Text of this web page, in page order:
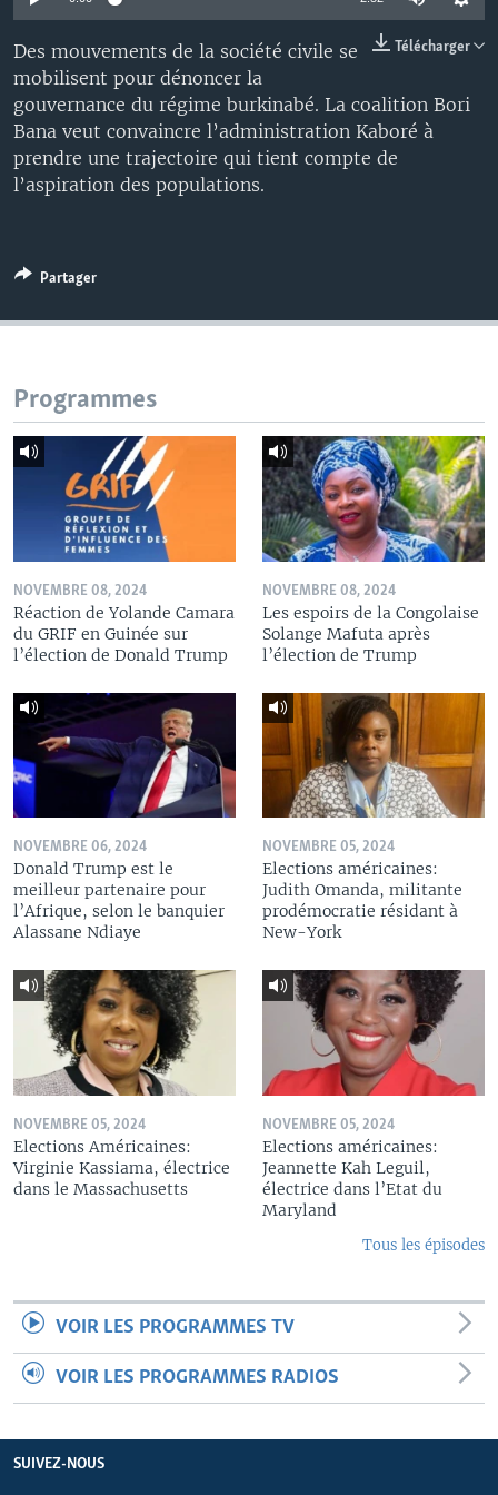
Télécharger
Des mouvements de la société civile se
mobilisent pour dénoncer la
gouvernance du régime burkinabé. La coalition Bori
Bana veut convaincre l’administration Kaboré à
prendre une trajectoire qui tient compte de
l’aspiration des populations.
Partager
Programmes
NOVEMBRE 08, 2024
Réaction de Yolande Camara
du GRIF en Guinée sur
l’élection de Donald Trump
NOVEMBRE 08, 2024
Les espoirs de la Congolaise
Solange Mafuta après
l’élection de Trump
NOVEMBRE 06, 2024
Donald Trump est le
meilleur partenaire pour
l’Afrique, selon le banquier
Alassane Ndiaye
NOVEMBRE 05, 2024
Elections américaines:
Judith Omanda, militante
prodémocratie résidant à
New-York
NOVEMBRE 05, 2024
Elections Américaines:
Virginie Kassiama, électrice
dans le Massachusetts
NOVEMBRE 05, 2024
Elections américaines:
Jeannette Kah Leguil,
électrice dans l’Etat du
Maryland
Tous les épisodes
VOIR LES PROGRAMMES TV
VOIR LES PROGRAMMES RADIOS
SUIVEZ-NOUS